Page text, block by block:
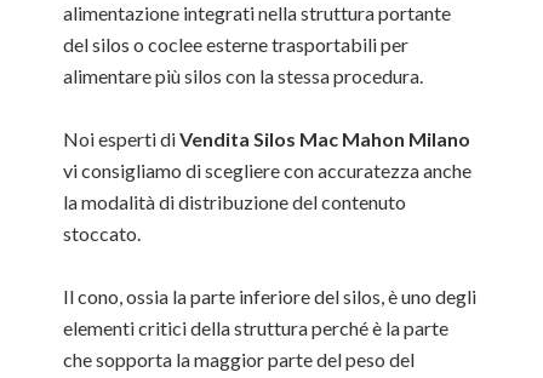
alimentazione integrati nella struttura portante
del silos o coclee esterne trasportabili per
alimentare più silos con la stessa procedura.
Noi esperti diVendita Silos Mac Mahon Milano
vi consigliamo di scegliere con accuratezza anche
la modalità di distribuzione del contenuto
stoccato.
Il cono, ossia la parte inferiore del silos, è uno degli
elementi critici della struttura perché è la parte
che sopporta la maggior parte del peso del